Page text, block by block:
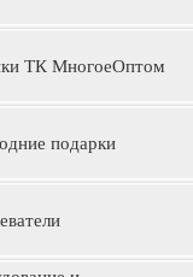
ТК МногоеОптом
подарки